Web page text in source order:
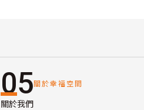
05關於幸福空間
關於我們